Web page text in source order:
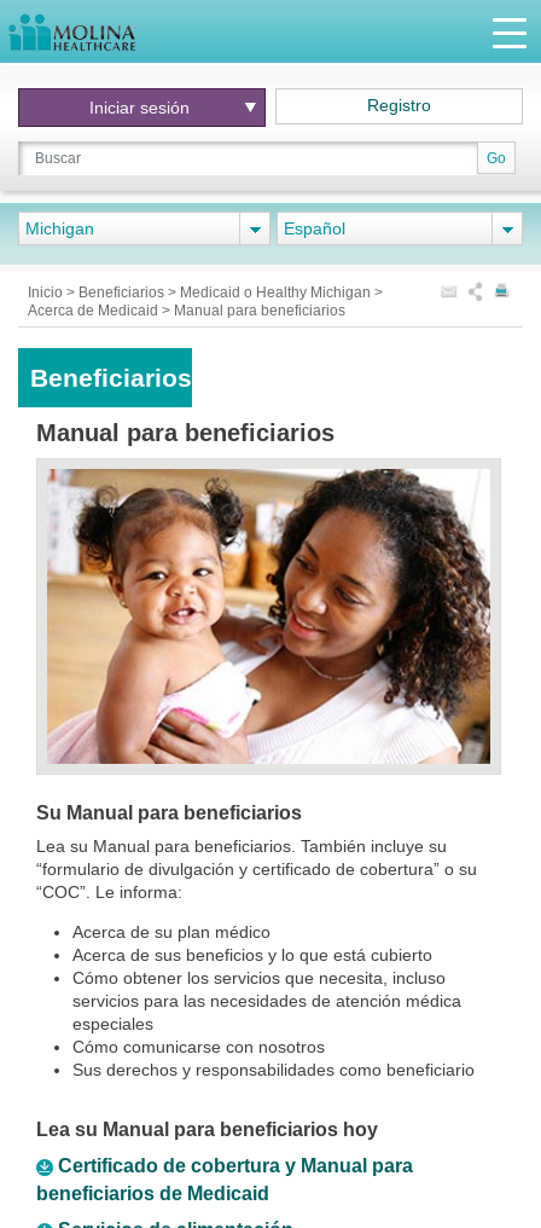
Go
Iniciar sesión Registro
Michigan Español
Inicio > Beneficiarios > Medicaid o Healthy Michigan >
Acerca de Medicaid > Manual para beneficiarios
Beneficiarios
Manual para beneficiarios
Su Manual para beneficiarios
Lea su Manual para beneficiarios. También incluye su
“formulario de divulgación y certificado de cobertura” o su
“COC”. Le informa:
Acerca de su plan médico
Acerca de sus beneficios y lo que está cubierto
Cómo obtener los servicios que necesita, incluso
servicios para las necesidades de atención médica
especiales
Cómo comunicarse con nosotros
Sus derechos y responsabilidades como beneficiario
Lea su Manual para beneficiarios hoy
Certificado de cobertura y Manual para
beneficiarios de Medicaid